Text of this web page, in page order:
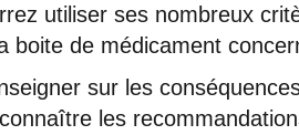
utiliser ses nombreux
boite de médicament
sur les
les